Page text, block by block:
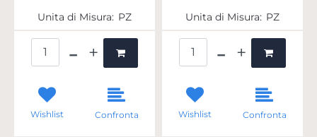
Unita di Misura: PZ
Wishlist Confronta
Unita di Misura: PZ
Wishlist Confronta